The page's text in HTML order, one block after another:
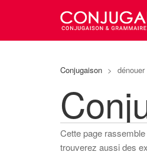
Conjugaison > dénouer
Cette page
trouverez aussi des